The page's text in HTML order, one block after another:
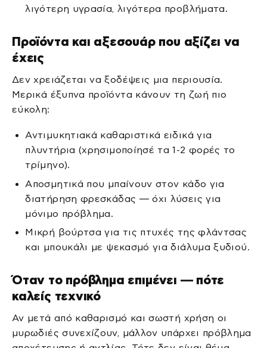
λιγότερη υγρασία, λιγότερα προβλήματα.
Προϊόντα και αξεσουάρ που αξίζει να
έχεις
Δεν χρειάζεται να ξοδέψεις μια περιουσία.
Μερικά έξυπνα προϊόντα κάνουν τη ζωή πιο
εύκολη:
Αντιμυκητιακά καθαριστικά ειδικά για
πλυντήρια (χρησιμοποίησέ τα 1-2 φορές το
τρίμηνο).
Αποσμητικά που μπαίνουν στον κάδο για
διατήρηση φρεσκάδας — όχι λύσεις για
μόνιμο πρόβλημα.
Μικρή βούρτσα για τις πτυχές της φλάντσας
και μπουκάλι με ψεκασμό για διάλυμα ξυδιού.
Όταν το πρόβλημα επιμένει — πότε
καλείς τεχνικό
Αν μετά από καθαρισμό και σωστή χρήση οι
μυρωδιές συνεχίζουν, μάλλον υπάρχει πρόβλημα